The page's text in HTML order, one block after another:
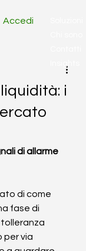
Accedi
i
di allarme
di come
fase di
per via